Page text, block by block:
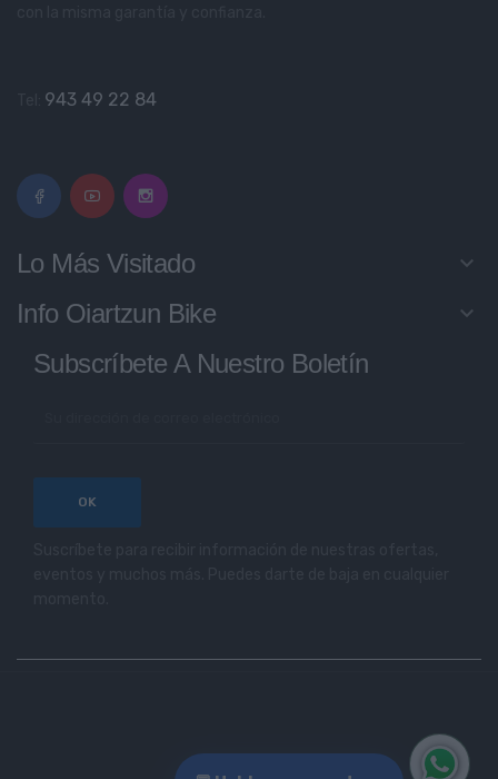
943 49 22 84
Lo Más Visitado keyboard_arrow_down
Info Oiartzun Bike keyboard_arrow_down
Subscríbete A Nuestro Boletín